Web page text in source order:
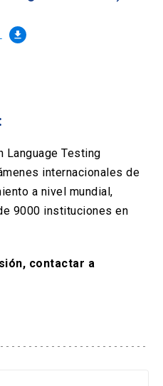
UC launch
file_download
Language Testing
internacionales de
a nivel mundial,
9000 instituciones en
contactar a